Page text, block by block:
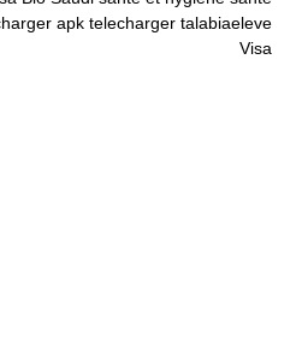
talabiaeleve
telecharger
apk
Visa